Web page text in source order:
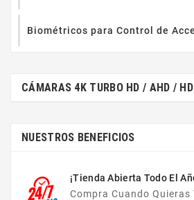
Biométricos para Control de
CÁMARAS 4K TURBO HD / AHD /
NUESTROS BENEFICIOS
¡Tienda Abierta Todo El
Compra Cuando Quieras